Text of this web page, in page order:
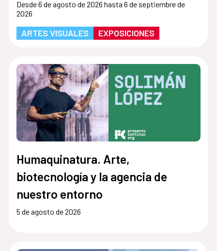
Desde 6 de agosto de 2026 hasta 6 de septiembre de
2026
ARTES VISUALES EXPOSICIONES
Humaquinatura. Arte,
biotecnología y la agencia de
nuestro entorno
5 de agosto de 2026